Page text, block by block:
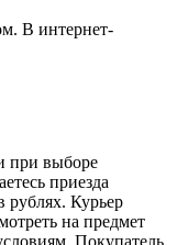
В интернет-
при выборе
приезда
рублях. Курьер
на предмет
Покупатель